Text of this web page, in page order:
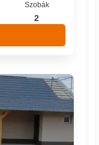
Szobák
2